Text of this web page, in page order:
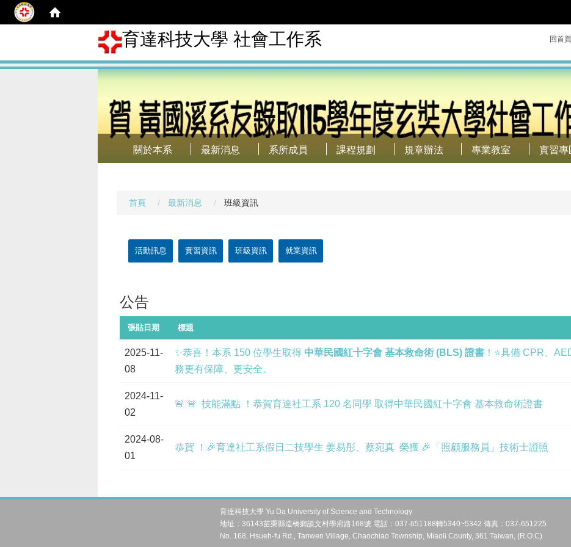
育達科技大學 社會工作系 回首頁
關於本系 最新消息 系所成員 課程規劃 規章辦法 專業教室 實習專
首頁 最新消息 班級資訊
活動訊息 實習資訊 班級資訊 就業資訊
公告
張貼日期 標題
2025-11-
08
✨恭喜！本系 150 位學生取得 中華民國紅十字會 基本救命術 (BLS) 證書 ！⭐️具備 CPR、
務更有保障、更安全。
2024-11-
02
🚨 🚨 技能滿點 ！恭賀育達社工系 120 名同學 取得中華民國紅十字會 基本救命術證書
2024-08-
01
恭賀 ！🎉育達社工系假日二技學生 姜易彤、蔡宛真 榮獲 🎉「照顧服務員」技術士證照
育達科技大學 Yu Da University of Science and Technology
地址：36143苗栗縣造橋鄉談文村學府路168號 電話：037-651188轉5340~5342 傳真：037-651225
No. 168, Hsueh-fu Rd., Tanwen Village, Chaochiao Township, Miaoli County, 361 Taiwan, (R.O.C)